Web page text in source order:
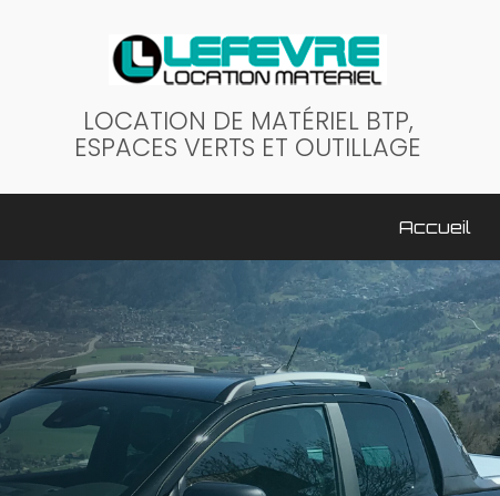
LOCATION DE MATÉRIEL BTP,
ESPACES VERTS ET OUTILLAGE
Accueil